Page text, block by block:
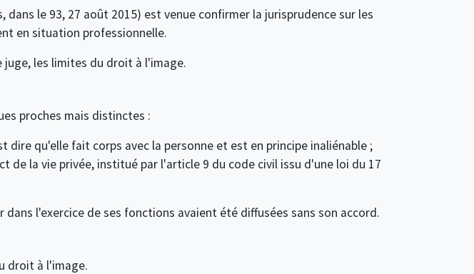
le 93, 27 août 2015) est venue confirmer la jurisprudence sur les
en situation professionnelle.
juge, les limites du droit à l'image.
proches mais distinctes :
qu'elle fait corps avec la personne et est en principe inaliénable ;
la vie privée, institué par l'article 9 du code civil issu d'une loi du 17
l'exercice de ses fonctions avaient été diffusées sans son accord.
droit à l'image.